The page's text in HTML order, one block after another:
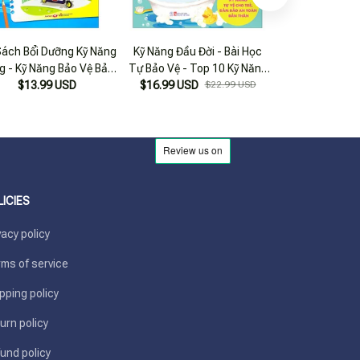
Bổi Dưỡng Kỹ Năng
- Kỹ Năng Bảo Vệ Bản
Thân (tái Bản 2023)
$13.99 USD
Kỹ Năng Đầu Đời - Bài Học
Tự Bảo Vệ - Top 10 Kỹ Năng
Tự Vệ Cho Trẻ, Đảm Bảo An
$16.99 USD $22.99 USD
policy
of service
policy
policy
policy